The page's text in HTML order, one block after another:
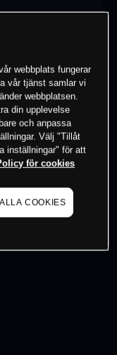
i detta
webbplats fungerar
vår tjänst samlar vi
webbplatsen.
din upplevelse
och anpassa
Välj "Tillåt
inställningar" för att
för cookies
COOKIES